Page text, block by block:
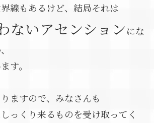
線もあるけど、結局それは
ないアセンションにな
す。
ますので、みなさんも
っくり来るものを受け取ってく